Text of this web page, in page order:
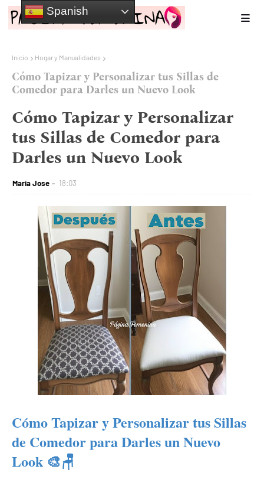
Inicio Hogar y Manualidades
Cómo Tapizar y Personalizar tus Sillas de
Comedor para Darles un Nuevo Look
Cómo Tapizar y Personalizar
tus Sillas de Comedor para
Darles un Nuevo Look
Maria Jose 18:03
Cómo Tapizar y Personalizar tus Sillas
de Comedor para Darles un Nuevo
Look 🎨🪑
Spanish